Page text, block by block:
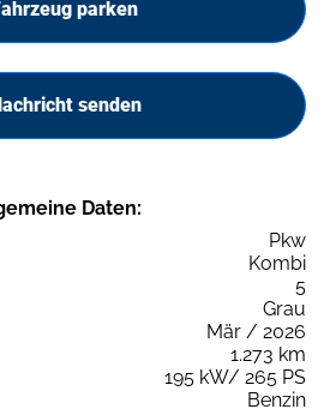
parken
senden
Daten:
Pkw
Kombi
5
Grau
Mär / 2026
1.273 km
195 kW/ 265 PS
Benzin